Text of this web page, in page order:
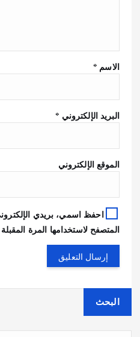
الاسم *
البريد الإلكتروني *
الموقع الإلكتروني
احفظ اسمي، بريدي
المتصفح لاستخدامها المرة
البحث